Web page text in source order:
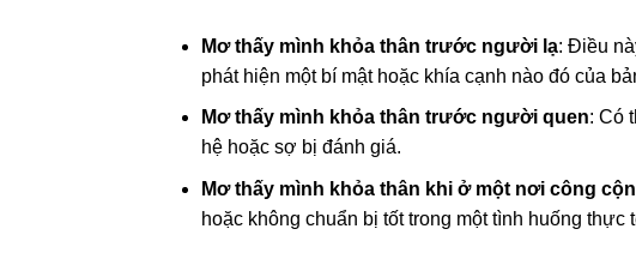
Mơ thấy mình khỏa thân trước người lạ: Điều
phát hiện một bí mật hoặc khía cạnh nào đó của
Mơ thấy mình khỏa thân trước người quen: Có
hệ hoặc sợ bị đánh giá.
Mơ thấy mình khỏa thân khi ở một nơi công
hoặc không chuẩn bị tốt trong một tình huống thực